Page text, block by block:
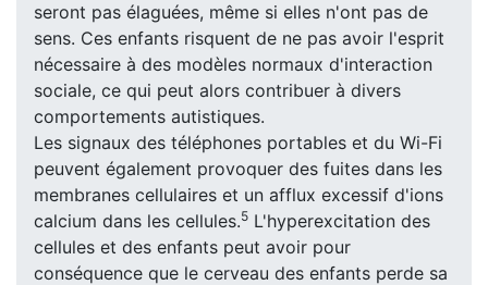
seront pas élaguées, même si elles n'ont pas de
sens. Ces enfants risquent de ne pas avoir l'esprit
nécessaire à des modèles normaux d'interaction
sociale, ce qui peut alors contribuer à divers
comportements autistiques.
Les signaux des téléphones portables et du Wi-Fi
peuvent également provoquer des fuites dans les
membranes cellulaires et un afflux excessif d'ions
calcium dans les cellules.5 L'hyperexcitation des
cellules et des enfants peut avoir pour
conséquence que le cerveau des enfants perde sa